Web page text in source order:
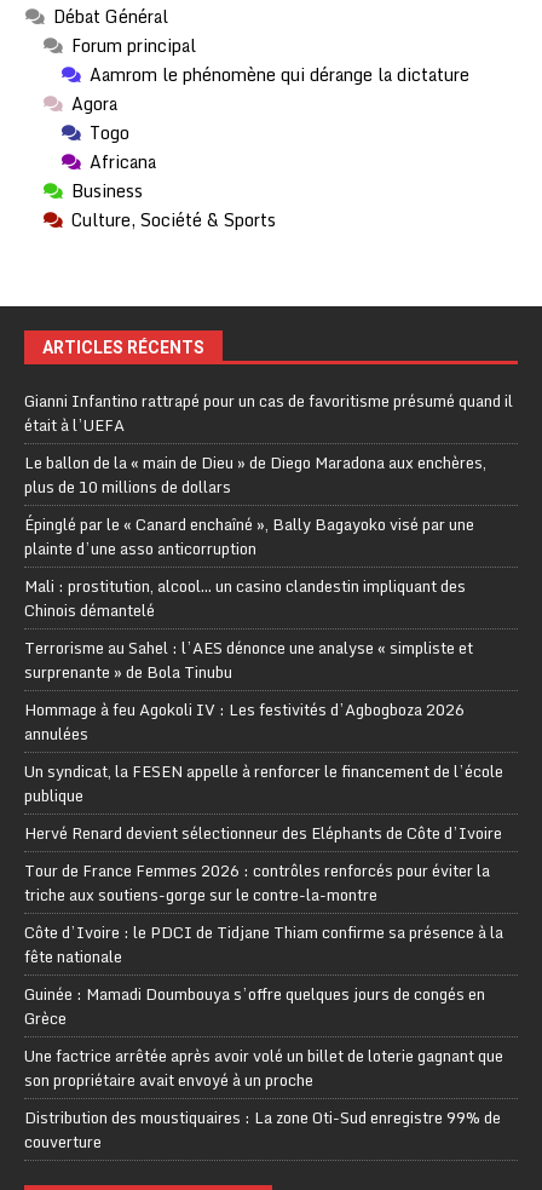
Débat Général
Forum principal
Aamrom le phénomène qui dérange la dictature
Agora
Togo
Africana
Business
Culture, Société & Sports
ARTICLES RÉCENTS
Gianni Infantino rattrapé pour un cas de favoritisme présumé quand il
était à l’UEFA
Le ballon de la « main de Dieu » de Diego Maradona aux enchères,
plus de 10 millions de dollars
Épinglé par le « Canard enchaîné », Bally Bagayoko visé par une
plainte d’une asso anticorruption
Mali : prostitution, alcool… un casino clandestin impliquant des
Chinois démantelé
Terrorisme au Sahel : l’AES dénonce une analyse « simpliste et
surprenante » de Bola Tinubu
Hommage à feu Agokoli IV : Les festivités d’Agbogboza 2026
annulées
Un syndicat, la FESEN appelle à renforcer le financement de l’école
publique
Hervé Renard devient sélectionneur des Eléphants de Côte d’Ivoire
Tour de France Femmes 2026 : contrôles renforcés pour éviter la
triche aux soutiens-gorge sur le contre-la-montre
Côte d’Ivoire : le PDCI de Tidjane Thiam confirme sa présence à la
fête nationale
Guinée : Mamadi Doumbouya s’offre quelques jours de congés en
Grèce
Une factrice arrêtée après avoir volé un billet de loterie gagnant que
son propriétaire avait envoyé à un proche
Distribution des moustiquaires : La zone Oti-Sud enregistre 99% de
couverture